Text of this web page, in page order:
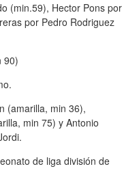
(min.59), Hector Pons por
por Pedro Rodriguez
90)
(amarilla, min 36),
min 75) y Antonio
de liga división de